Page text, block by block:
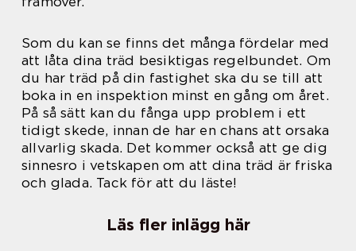
Som du kan se finns det många fördelar med
att låta dina träd besiktigas regelbundet. Om
du har träd på din fastighet ska du se till att
boka in en inspektion minst en gång om året.
På så sätt kan du fånga upp problem i ett
tidigt skede, innan de har en chans att orsaka
allvarlig skada. Det kommer också att ge dig
sinnesro i vetskapen om att dina träd är friska
och glada. Tack för att du läste!
Läs fler inlägg här